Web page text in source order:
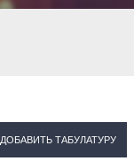
ДОБАВИТЬ ТАБУЛАТУРУ